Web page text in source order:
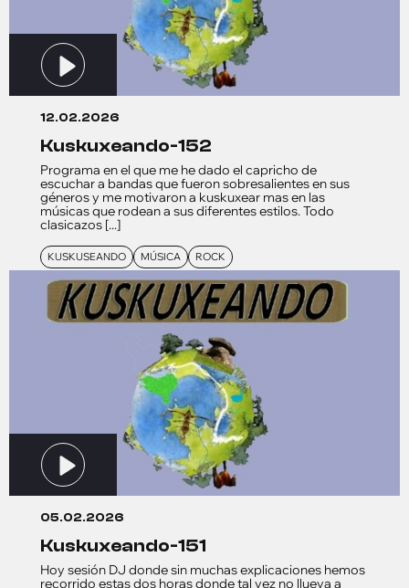
12.02.2026
kuskuxeando-152
Programa en el que me he dado el capricho de
escuchar a bandas que fueron sobresalientes en sus
géneros y me motivaron a kuskuxear mas en las
músicas que rodean a sus diferentes estilos. Todo
clasicazos [...]
KUSKUSEANDO MÚSICA ROCK
05.02.2026
kuskuxeando-151
Hoy sesión DJ donde sin muchas explicaciones hemos
recorrido estas dos horas donde tal vez no llueva a